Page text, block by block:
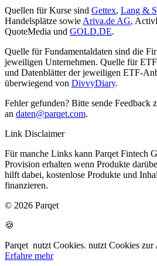
Quellen für Kurse sind Gettex, Lang &
Handelsplätze sowie Ariva.de AG,
QuoteMedia und GOLD.DE.
Quelle für Fundamentaldaten sind die
jeweiligen Unternehmen. Quelle für
und Datenblätter der jeweiligen ETF-
überwiegend von DivvyDiary.
Fehler gefunden? Bitte sende Feedback
an daten@parqet.com.
Link Disclaimer
Für manche Links kann Parqet Fintech
Provision erhalten wenn Produkte
hilft dabei, kostenlose Produkte und
finanzieren.
© 2026 Parqet
🍪
Parqet nutzt Cookies. nutzt Cookies zur
Erfahre mehr